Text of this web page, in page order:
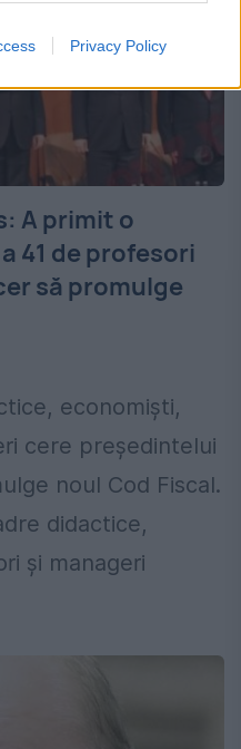
Privacy Policy
A primit o
41 de profesori
să promulge
economişti,
cere preşedintelui
noul Cod Fiscal.
didactice,
şi manageri